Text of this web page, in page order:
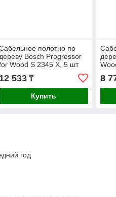
полотно по
дереву Bosch Progressor
Wood S 2345 X, 5 шт
12 533₸
Купить
8
год